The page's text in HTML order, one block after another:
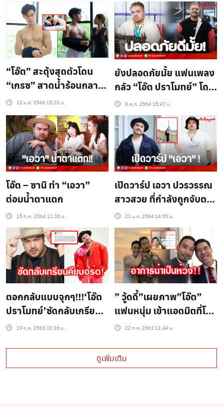
“โอ๊ต” สะดุ้งสุดตัวโดน
“เกรซ” สาดน้ำร้อนกลาง
หลัง ก่อนจะปฐมพยาบาล
ด้วยความหวาน
12 ม.ค. 2566 15:22 น.
ยังปลอดภัยมั้ย แฟนเพลง
กลัว “โอ๊ต ปราโมทย์” โดน
อุ้ม8 พ.ค. 2564 15:47 น.
โอ๊ต – ซานิ ทำ “เอวา”
ต่อมน้ำตาแตก
15 ก.พ. 2564 11:35 น.
เปิดวาร์ป เอวา ปวรวรรณ
สาวสวย ที่กำลังถูกจับตา
มองว่า โอ๊ต ปราโมทย์ แอบ
ปลื้ม !!
21 ม.ค. 2564 14:55 น.
ตอกกลับแบบจุกๆ!!!‘โอ๊ต
ปราโมทย์’ซัดกลับเกรียน
คีย์บอร์ด หลังโดนด่าเรื่อง
19 ต.ค. 2563 10:36 น.
” วู้ดดี้”เผยภาพ”โอ๊ต”
แฟนหนุ่ม เข้าแอดมิตที่โรง
พยาบาลอาการน่าเป็น
22 ก.ค. 2563 11:44 น.
ดูเพิ่มเติม